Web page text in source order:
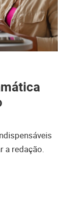
a redação.